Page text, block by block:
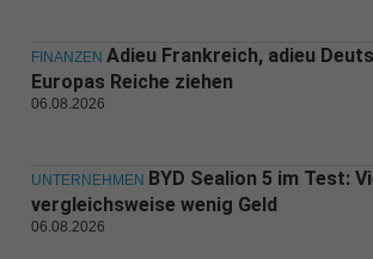
FINANZEN Adieu Frankreich, adieu
Europas Reiche ziehen
06.08.2026
UNTERNEHMEN BYD Sealion 5 im Test:
vergleichsweise wenig Geld
06.08.2026